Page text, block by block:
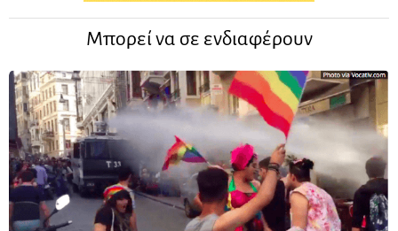
Μπορεί να σε ενδιαφέρουν